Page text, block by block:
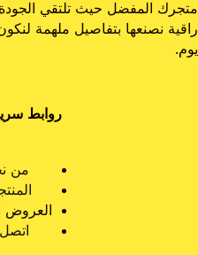
متجرك المفضل حيث تلتقي الجودة
راقية نصنعها بتفاصيل ملهمة
يوم.
روابط
من
العروض
اتصل